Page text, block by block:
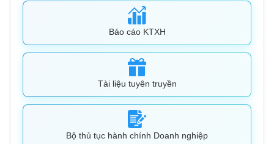
Báo cáo KTXH
Tài liệu tuyên truyền
Bộ thủ tục hành chính Doanh nghiệp